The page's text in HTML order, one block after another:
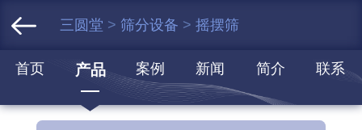
三圆堂 > 筛分设备 > 摇摆筛
首页 产品 案例 新闻 简介 联系